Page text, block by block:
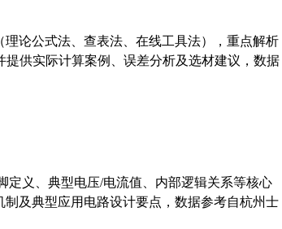
论公式法、查表法、在线工具法），重点解析
提供实际计算案例、误差分析及选材建议，数据
定义、典型电压/电流值、内部逻辑关系等核心
及典型应用电路设计要点，数据参考自杭州士